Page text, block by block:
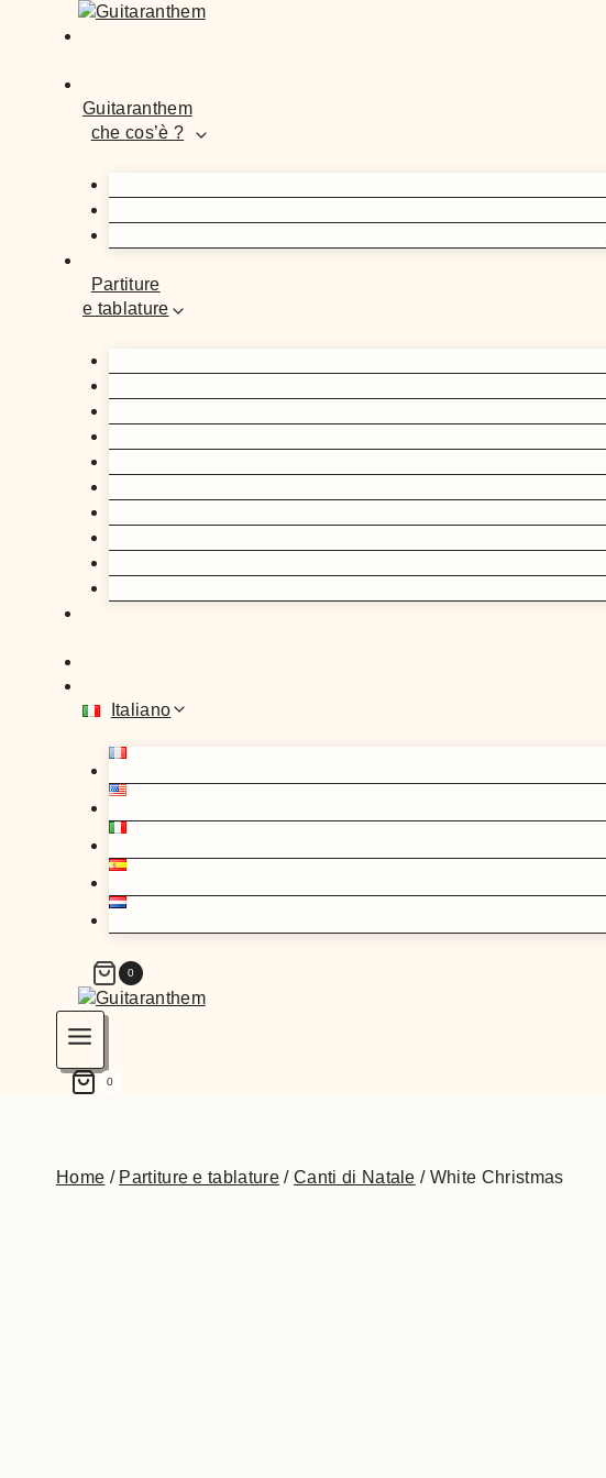
Guitaranthem
che cos’è ?
Partiture
e tablature
Italiano
0
0
Home / Partiture e tablature / Canti di Natale / White Christmas